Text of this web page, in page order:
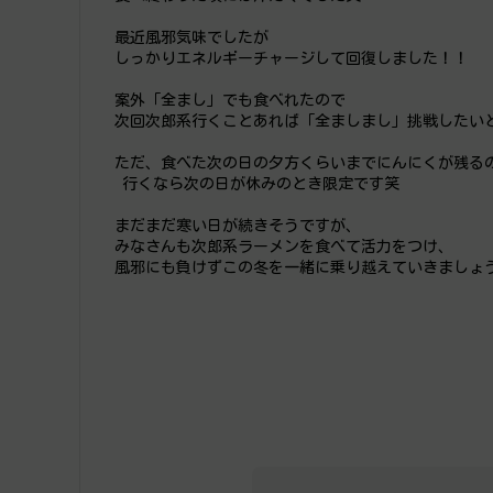
最近風邪気味でしたが
しっかりエネルギーチャージして回復しました！！
案外「全まし」でも食べれたので
次回次郎系行くことあれば「全ましまし」挑戦したい
ただ、食べた次の日の夕方くらいまでにんにくが残る
行くなら次の日が休みのとき限定です笑
まだまだ寒い日が続きそうですが、
みなさんも次郎系ラーメンを食べて活力をつけ、
風邪にも負けずこの冬を一緒に乗り越えていきましょ